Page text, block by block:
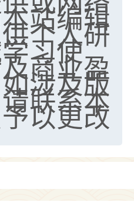
站编辑
个人研
习使
商业盈
涉及版
联系本
以更改